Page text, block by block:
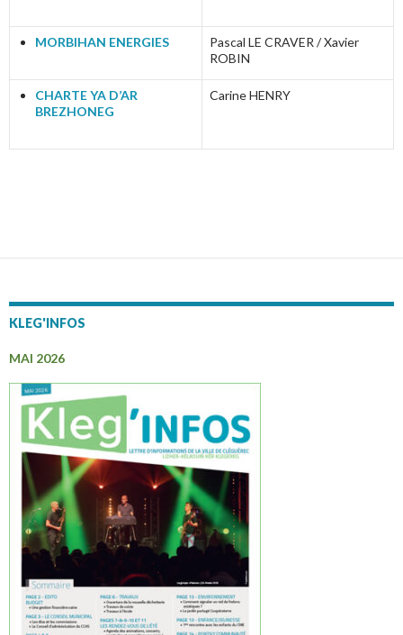
MORBIHAN ENERGIES
Pascal LE CRAVER / Xavier
ROBIN
CHARTE YA D’AR
BREZHONEG
Carine HENRY
KLEG'INFOS
MAI 2026